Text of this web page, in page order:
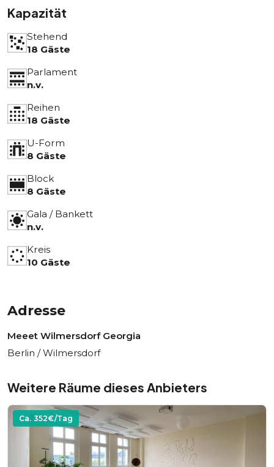
Kapazität
Stehend
18 Gäste
Parlament
n.v.
Reihen
18 Gäste
U-Form
8 Gäste
Block
8 Gäste
Gala / Bankett
n.v.
Kreis
10 Gäste
Adresse
Meeet Wilmersdorf Georgia
Berlin / Wilmersdorf
Weitere Räume dieses Anbieters
Ca. 352€/Tag